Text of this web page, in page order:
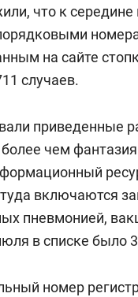
что к
на сайте
случаев.
приведенные
чем
включаются
пневмонией,
в списке было
номер